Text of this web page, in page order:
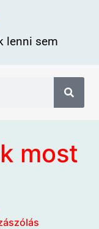
lenni sem
most